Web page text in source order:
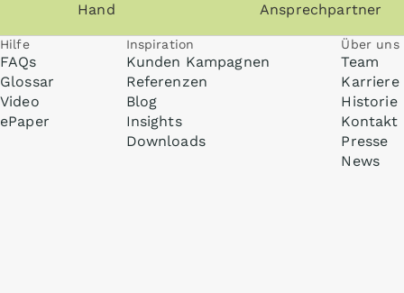
Hand
Ansprechpartner
Hilfe
FAQs
Glossar
Video
ePaper
Inspiration
Kunden Kampagnen
Referenzen
Blog
Insights
Downloads
Über uns
Team
Karriere
Historie
Kontakt
Presse
News